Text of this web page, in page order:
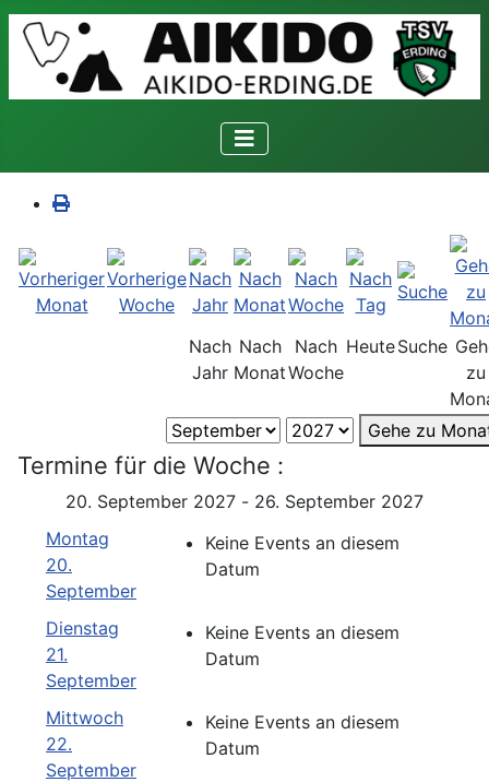
Nach
Jahr
Nach
Monat
Nach
Woche
HeuteSuche
zu
Gehe zu
Termine für die Woche :
20. September 2027 - 26. September 2027
Montag
20.
September
Keine Events an diesem
Datum
Dienstag
21.
September
Keine Events an diesem
Datum
Mittwoch
22.
September
Keine Events an diesem
Datum